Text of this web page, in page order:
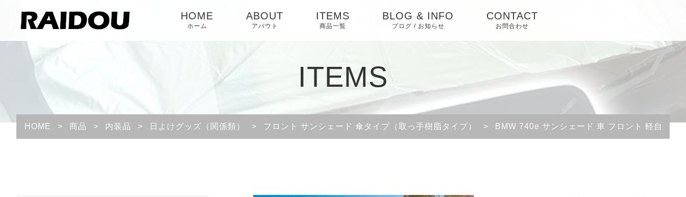
HOME
ホーム
ABOUT
アバウト
ITEMS
商品一覧
BLOG & INFO
ブログ / お知らせ
ピックアップ
CONTACT
お問合わせ
ITEMS
HOME > 商品 > 内装品 > 日よけグッズ（関係類） > フロント サンシェード 傘タイプ（取っ手樹脂タイプ） > BMW 740e サンシェード 車 フロント 軽自動車